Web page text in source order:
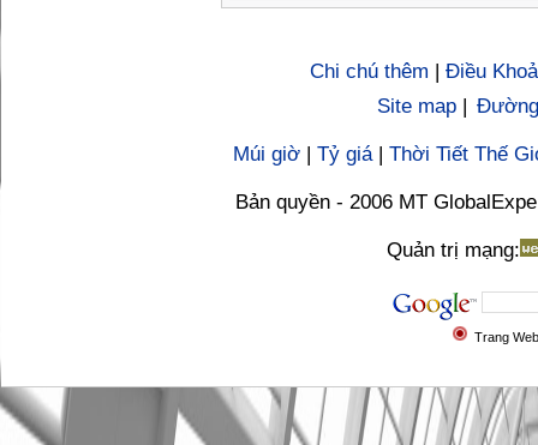
Chi chú thêm | Điều
Site map|
Múi giờ | Tỷ giá | Thời Tiết Thế
Bản quyền - 2006 MT
Quản trị mạng:
Trang Web